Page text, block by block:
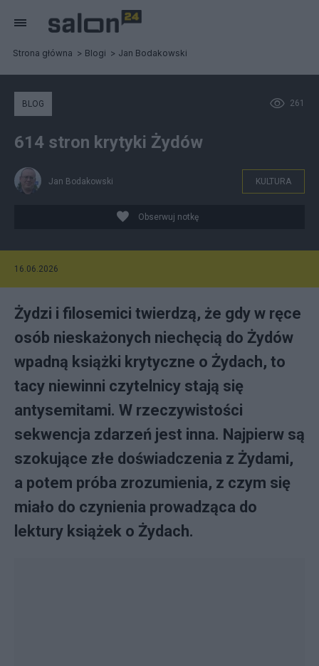
Strona główna Blogi Jan Bodakowski
261
BLOG
614 stron krytyki Żydów
Jan Bodakowski KULTURA
Obserwuj notkę
16.06.2026
Żydzi i filosemici twierdzą, że gdy w ręce
osób nieskażonych niechęcią do Żydów
wpadną książki krytyczne o Żydach, to
tacy niewinni czytelnicy stają się
antysemitami. W rzeczywistości
sekwencja zdarzeń jest inna. Najpierw są
szokujące złe doświadczenia z Żydami,
a potem próba zrozumienia, z czym się
miało do czynienia prowadząca do
lektury książek o Żydach.